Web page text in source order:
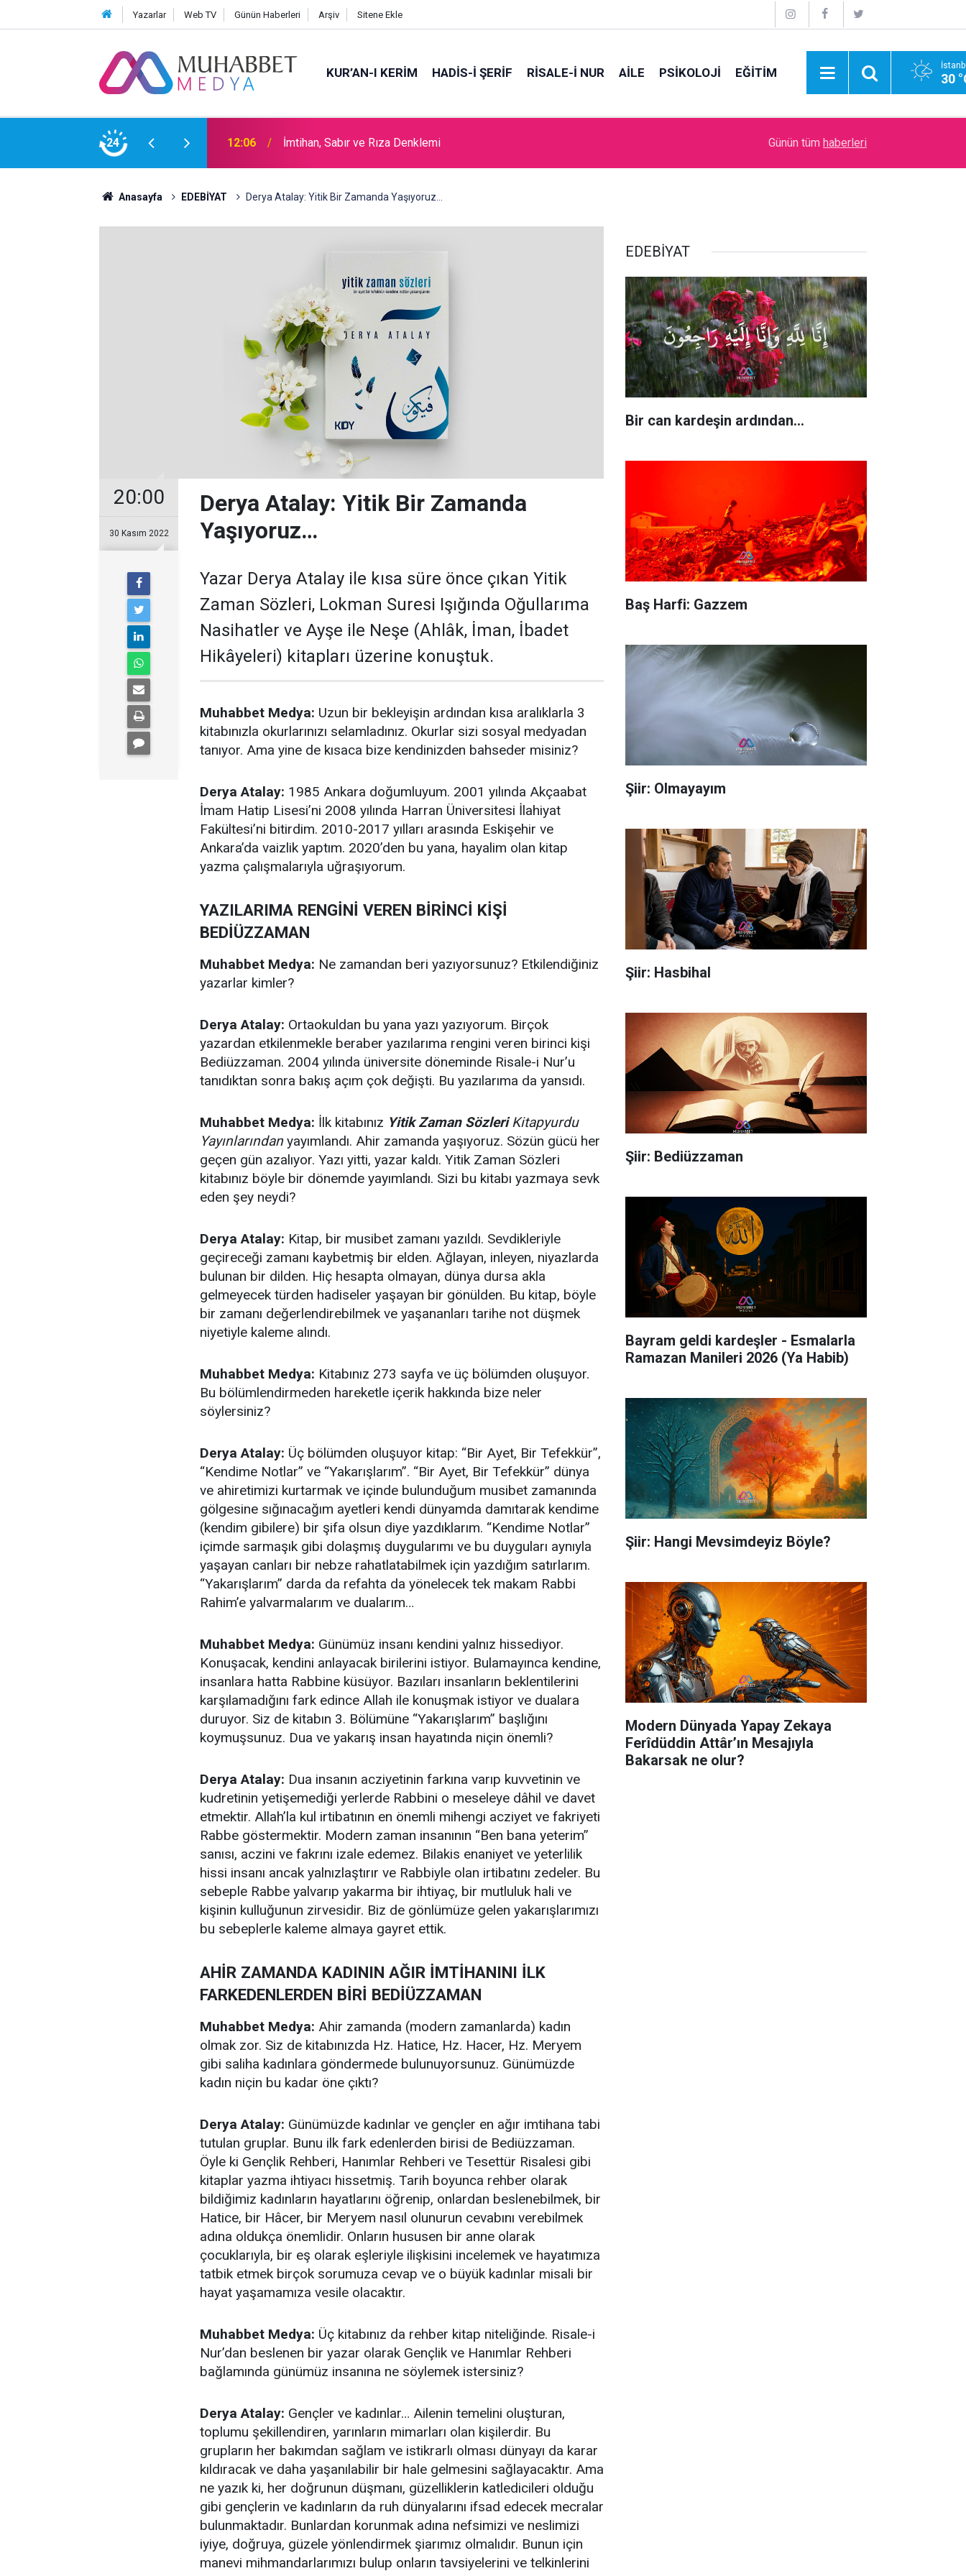
Yazarlar Web TV Günün Haberleri Arşiv Sitene Ekle
KUR’AN-I KERİM HADİS-İ ŞERİF RİSALE-İ NUR AİLE PSİKOLOJİ EĞİTİM 30
24 15:30 Okullarda Cami Açılması Laikliğe Aykırıymış! İdare Etme Sanatı
Günün tüm haberleri
Anasayfa EDEBİYAT Derya Atalay: Yitik Bir Zamanda Yaşıyoruz…
20:00
30 Kasım 2022
Derya Atalay: Yitik Bir Zamanda
Yaşıyoruz…
Yazar Derya Atalay ile kısa süre önce çıkan Yitik
Zaman Sözleri, Lokman Suresi Işığında Oğullarıma
Nasihatler ve Ayşe ile Neşe (Ahlâk, İman, İbadet
Hikâyeleri) kitapları üzerine konuştuk.
Muhabbet Medya: Uzun bir bekleyişin ardından kısa aralıklarla 3
kitabınızla okurlarınızı selamladınız. Okurlar sizi sosyal medyadan
tanıyor. Ama yine de kısaca bize kendinizden bahseder misiniz?
Derya Atalay: 1985 Ankara doğumluyum. 2001 yılında Akçaabat
İmam Hatip Lisesi’ni 2008 yılında Harran Üniversitesi İlahiyat
Fakültesi’ni bitirdim. 2010-2017 yılları arasında Eskişehir ve
Ankara’da vaizlik yaptım. 2020’den bu yana, hayalim olan kitap
yazma çalışmalarıyla uğraşıyorum.
YAZILARIMA RENGİNİ VEREN BİRİNCİ KİŞİ
BEDİÜZZAMAN
Muhabbet Medya: Ne zamandan beri yazıyorsunuz? Etkilendiğiniz
yazarlar kimler?
Derya Atalay: Ortaokuldan bu yana yazı yazıyorum. Birçok
yazardan etkilenmekle beraber yazılarıma rengini veren birinci kişi
Bediüzzaman. 2004 yılında üniversite döneminde Risale-i Nur’u
tanıdıktan sonra bakış açım çok değişti. Bu yazılarıma da yansıdı.
Muhabbet Medya: İlk kitabınız Yitik Zaman Sözleri Kitapyurdu
Yayınlarındanyayımlandı. Ahir zamanda yaşıyoruz. Sözün gücü her
geçen gün azalıyor. Yazı yitti, yazar kaldı. Yitik Zaman Sözleri
kitabınız böyle bir dönemde yayımlandı. Sizi bu kitabı yazmaya sevk
eden şey neydi?
Derya Atalay: Kitap, bir musibet zamanı yazıldı. Sevdikleriyle
geçireceği zamanı kaybetmiş bir elden. Ağlayan, inleyen, niyazlarda
bulunan bir dilden. Hiç hesapta olmayan, dünya dursa akla
gelmeyecek türden hadiseler yaşayan bir gönülden. Bu kitap, böyle
bir zamanı değerlendirebilmek ve yaşananları tarihe not düşmek
niyetiyle kaleme alındı.
Muhabbet Medya: Kitabınız 273 sayfa ve üç bölümden oluşuyor.
Bu bölümlendirmeden hareketle içerik hakkında bize neler
söylersiniz?
Derya Atalay: Üç bölümden oluşuyor kitap: “Bir Ayet, Bir Tefekkür”,
“Kendime Notlar” ve “Yakarışlarım”. “Bir Ayet, Bir Tefekkür” dünya
ve ahiretimizi kurtarmak ve içinde bulunduğum musibet zamanında
gölgesine sığınacağım ayetleri kendi dünyamda damıtarak kendime
(kendim gibilere) bir şifa olsun diye yazdıklarım. “Kendime Notlar”
içimde sarmaşık gibi dolaşmış duygularımı ve bu duyguları aynıyla
yaşayan canları bir nebze rahatlatabilmek için yazdığım satırlarım.
“Yakarışlarım” darda da refahta da yönelecek tek makam Rabbi
Rahim’e yalvarmalarım ve dualarım…
Muhabbet Medya: Günümüz insanı kendini yalnız hissediyor.
Konuşacak, kendini anlayacak birilerini istiyor. Bulamayınca kendine,
insanlara hatta Rabbine küsüyor. Bazıları insanların beklentilerini
karşılamadığını fark edince Allah ile konuşmak istiyor ve dualara
duruyor. Siz de kitabın 3. Bölümüne “Yakarışlarım” başlığını
koymuşsunuz. Dua ve yakarış insan hayatında niçin önemli?
Derya Atalay: Dua insanın acziyetinin farkına varıp kuvvetinin ve
kudretinin yetişemediği yerlerde Rabbini o meseleye dâhil ve davet
etmektir. Allah’la kul irtibatının en önemli mihengi acziyet ve fakriyeti
Rabbe göstermektir. Modern zaman insanının “Ben bana yeterim”
sanısı, aczini ve fakrını izale edemez. Bilakis enaniyet ve yeterlilik
hissi insanı ancak yalnızlaştırır ve Rabbiyle olan irtibatını zedeler. Bu
sebeple Rabbe yalvarıp yakarma bir ihtiyaç, bir mutluluk hali ve
kişinin kulluğunun zirvesidir. Biz de gönlümüze gelen yakarışlarımızı
bu sebeplerle kaleme almaya gayret ettik.
AHİR ZAMANDA KADININ AĞIR İMTİHANINI İLK
FARKEDENLERDEN BİRİ BEDİÜZZAMAN
Muhabbet Medya: Ahir zamanda (modern zamanlarda) kadın
olmak zor. Siz de kitabınızda Hz. Hatice, Hz. Hacer, Hz. Meryem
gibi saliha kadınlara göndermede bulunuyorsunuz. Günümüzde
kadın niçin bu kadar öne çıktı?
Derya Atalay: Günümüzde kadınlar ve gençler en ağır imtihana tabi
tutulan gruplar. Bunu ilk fark edenlerden birisi de Bediüzzaman.
Öyle ki Gençlik Rehberi, Hanımlar Rehberi ve Tesettür Risalesi gibi
kitaplar yazma ihtiyacı hissetmiş. Tarih boyunca rehber olarak
bildiğimiz kadınların hayatlarını öğrenip, onlardan beslenebilmek, bir
Hatice, bir Hâcer, bir Meryem nasıl olunurun cevabını verebilmek
adına oldukça önemlidir. Onların hususen bir anne olarak
çocuklarıyla, bir eş olarak eşleriyle ilişkisini incelemek ve hayatımıza
tatbik etmek birçok sorumuza cevap ve o büyük kadınlar misali bir
hayat yaşamamıza vesile olacaktır.
Muhabbet Medya: Üç kitabınız da rehber kitap niteliğinde. Risale-i
Nur’dan beslenen bir yazar olarak Gençlik ve Hanımlar Rehberi
bağlamında günümüz insanına ne söylemek istersiniz?
Derya Atalay: Gençler ve kadınlar… Ailenin temelini oluşturan,
toplumu şekillendiren, yarınların mimarları olan kişilerdir. Bu
grupların her bakımdan sağlam ve istikrarlı olması dünyayı da karar
kıldıracak ve daha yaşanılabilir bir hale gelmesini sağlayacaktır. Ama
ne yazık ki, her doğrunun düşmanı, güzelliklerin katledicileri olduğu
gibi gençlerin ve kadınların da ruh dünyalarını ifsad edecek mecralar
bulunmaktadır. Bunlardan korunmak adına nefsimizi ve neslimizi
iyiye, doğruya, güzele yönlendirmek şiarımız olmalıdır. Bunun için
manevi mihmandarlarımızı bulup onların tavsiyelerini ve telkinlerini
EDEBİYAT
Bir can kardeşin ardından…
Baş Harfi: Gazzem
Şiir: Olmayayım
Şiir: Hasbihal
Şiir: Bediüzzaman
Bayram geldi kardeşler - Esmalarla
Ramazan Manileri 2026 (Ya Habib)
Şiir: Hangi Mevsimdeyiz Böyle?
Modern Dünyada Yapay Zekaya
Ferîdüddin Attâr’ın Mesajıyla
Bakarsak ne olur?